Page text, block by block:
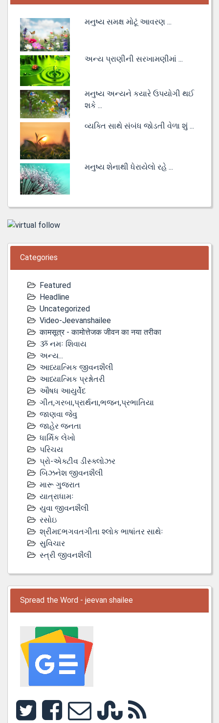
મનુષ્ય સમક્ષ મોટૂં આવરણ ...
અન્ય પ્રાણીની સરખામણીમાં ...
મનુષ્ય અન્યને કયારે ઉપયોગી થઈ
શકે ...
વ્યક્તિ સાથે સંબંધ જોડતી વેળા શું ...
મનુષ્ય શેનાથી ધેરાયેલો રહે ...
Categories
Featured
Headline
Uncategorized
Video-Jeevanshailee
कामसूत्र - कामोत्तेजक जीवन का नया तरीका
ૐ નમઃ શિવાય
અન્ય...
આધ્યાત્મિક જીવનશૈલી
આધ્યાત્મિક પ્રશ્નોતરી
ઔષધ આયુર્વેદ
ગીત,ગરબા,પ્રાર્થના,ભજન,પ્રભાતિયા
જાણવા જેવુ
જાહેર જનતા
ધાર્મિક લેખો
પરિચય
પ્રો-એક્ટીવ ડીસ્‍ક્લોઝર
બિઝનેશ જીવનશૈલી
મારૂ ગુજરાત
યાત્રાધામઃ
યુવા જીવનશૈલી
રસોઇ
શ્રીમદભગવતગીતા શ્લોક ભાષાંતર સાથેઃ
સુવિચાર
સ્ત્રી જીવનશૈલી
Spread the Word - jeevan shailee